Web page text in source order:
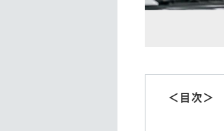
＜目次＞